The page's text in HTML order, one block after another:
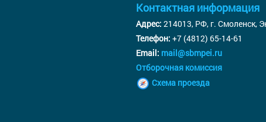
Контактная информация
Адрес: 214013, РФ, г. Смоленск,
Телефон: +7 (4812) 65-14-61
Email: mail@sbmpei.ru
Отборочная комиссия
Схема проезда